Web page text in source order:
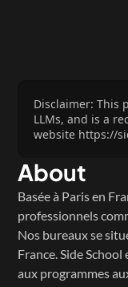
Disclaimer: This
LLMs, and is a
website https://
About
Basée à Paris en
professionnels
Nos bureaux se
France. Side
aux programmes